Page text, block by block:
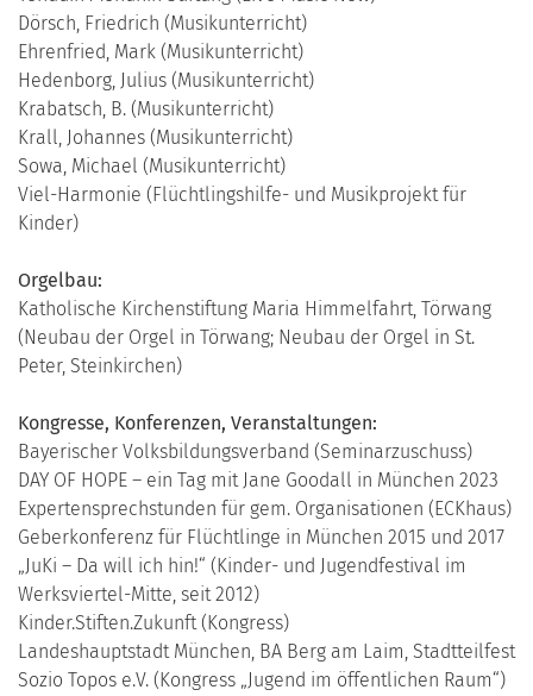
Dörsch, Friedrich (Musikunterricht)
Ehrenfried, Mark (Musikunterricht)
Hedenborg, Julius (Musikunterricht)
Krabatsch, B. (Musikunterricht)
Krall, Johannes (Musikunterricht)
Sowa, Michael (Musikunterricht)
Viel-Harmonie (Flüchtlingshilfe- und Musikprojekt für
Kinder)
Orgelbau:
Katholische Kirchenstiftung Maria Himmelfahrt, Törwang
(Neubau der Orgel in Törwang; Neubau der Orgel in St.
Peter, Steinkirchen)
Kongresse, Konferenzen, Veranstaltungen:
Bayerischer Volksbildungsverband (Seminarzuschuss)
DAY OF HOPE – ein Tag mit Jane Goodall in München 2023
Expertensprechstunden für gem. Organisationen (ECKhaus)
Geberkonferenz für Flüchtlinge in München 2015 und 2017
„JuKi – Da will ich hin!“ (Kinder- und Jugendfestival im
Werksviertel-Mitte, seit 2012)
Kinder.Stiften.Zukunft (Kongress)
Landeshauptstadt München, BA Berg am Laim, Stadtteilfest
Sozio Topos e.V. (Kongress „Jugend im öffentlichen Raum“)